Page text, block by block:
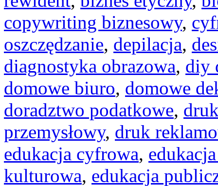
copywriting biznesowy,
oszczędzanie, depilacja,
diagnostyka obrazowa, diy
domowe biuro, domowe
doradztwo podatkowe,
przemysłowy, druk
edukacja cyfrowa,
kulturowa, edukacja